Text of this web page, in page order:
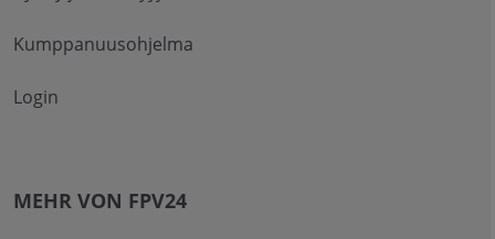
Kumppanuusohjelma
Login
MEHR VON FPV24